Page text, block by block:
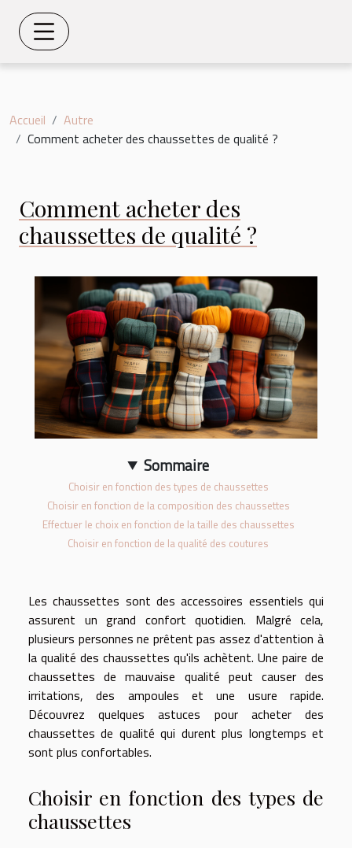
Accueil
Autre
Comment acheter des chaussettes de qualité ?
Comment acheter des
chaussettes de qualité ?
Sommaire
Choisir en fonction des types de chaussettes
Choisir en fonction de la composition des chaussettes
Effectuer le choix en fonction de la taille des chaussettes
Choisir en fonction de la qualité des coutures
Les chaussettes sont des accessoires essentiels qui
assurent un grand confort quotidien. Malgré cela,
plusieurs personnes ne prêtent pas assez d'attention à
la qualité des chaussettes qu'ils achètent. Une paire de
chaussettes de mauvaise qualité peut causer des
irritations, des ampoules et une usure rapide.
Découvrez quelques astuces pour acheter des
chaussettes de qualité qui durent plus longtemps et
sont plus confortables.
Choisir en fonction des types de
chaussettes